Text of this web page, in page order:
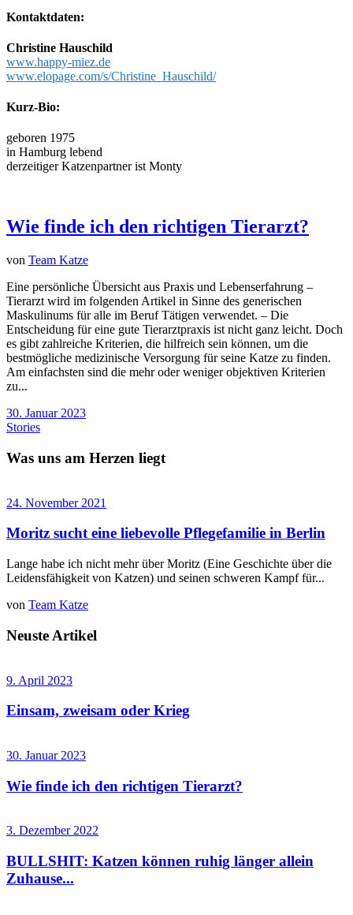
Kontaktdaten:
Christine Hauschild
www.happy-miez.de
www.elopage.com/s/Christine_Hauschild/
Kurz-Bio:
geboren 1975
in Hamburg lebend
derzeitiger Katzenpartner ist Monty
Wie finde ich den richtigen Tierarzt?
von Team Katze
Eine persönliche Übersicht aus Praxis und Lebenserfahrung –
Tierarzt wird im folgenden Artikel in Sinne des generischen
Maskulinums für alle im Beruf Tätigen verwendet. – Die
Entscheidung für eine gute Tierarztpraxis ist nicht ganz leicht. Doch
es gibt zahlreiche Kriterien, die hilfreich sein können, um die
bestmögliche medizinische Versorgung für seine Katze zu finden.
Am einfachsten sind die mehr oder weniger objektiven Kriterien
zu...
30. Januar 2023
Stories
Was uns am Herzen liegt
24. November 2021
Moritz sucht eine liebevolle Pflegefamilie in Berlin
Lange habe ich nicht mehr über Moritz (Eine Geschichte über die
Leidensfähigkeit von Katzen) und seinen schweren Kampf für...
von Team Katze
Neuste Artikel
9. April 2023
Einsam, zweisam oder Krieg
30. Januar 2023
Wie finde ich den richtigen Tierarzt?
3. Dezember 2022
BULLSHIT: Katzen können ruhig länger allein
Zuhause...